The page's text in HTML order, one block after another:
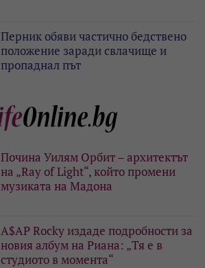
Перник обяви частично бедствено
положение заради свлачище и
пропаднал път
Почина Уилям Орбит – архитектът
на „Ray of Light“, който промени
музиката на Мадона
A$AP Rocky издаде подробности за
новия албум на Риана: „Тя е в
студиото в момента“